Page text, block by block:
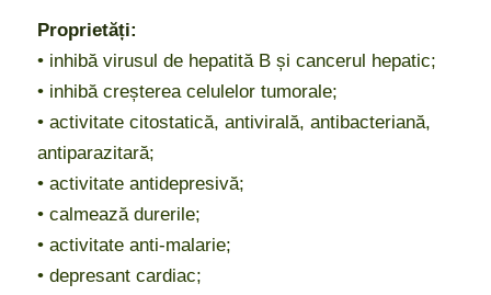
Proprietăți:
• inhibă virusul de hepatită B și cancerul hepatic;
• inhibă creșterea celulelor tumorale;
• activitate citostatică, antivirală, antibacteriană,
antiparazitară;
• activitate antidepresivă;
• calmează durerile;
• activitate anti-malarie;
• depresant cardiac;